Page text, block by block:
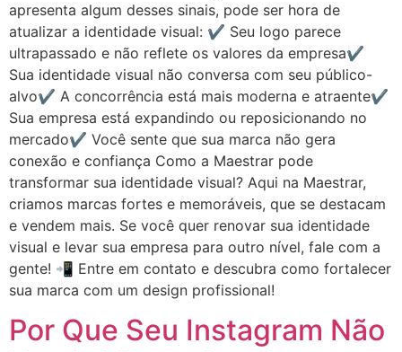
apresenta algum desses sinais, pode ser hora de
atualizar a identidade visual: ✔️ Seu logo parece
ultrapassado e não reflete os valores da empresa✔️
Sua identidade visual não conversa com seu público-
alvo✔️ A concorrência está mais moderna e atraente✔️
Sua empresa está expandindo ou reposicionando no
mercado✔️ Você sente que sua marca não gera
conexão e confiança Como a Maestrar pode
transformar sua identidade visual? Aqui na Maestrar,
criamos marcas fortes e memoráveis, que se destacam
e vendem mais. Se você quer renovar sua identidade
visual e levar sua empresa para outro nível, fale com a
gente! 📲 Entre em contato e descubra como fortalecer
sua marca com um design profissional!
Por Que Seu Instagram Não